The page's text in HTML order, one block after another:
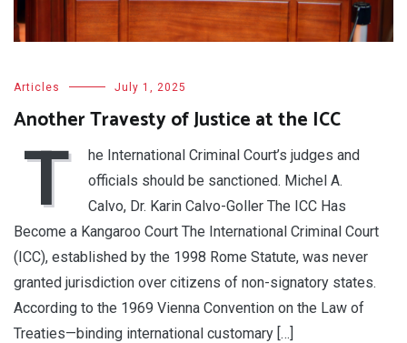
Articles July 1, 2025
Another Travesty of Justice at the ICC
T
he International Criminal Court’s judges and
officials should be sanctioned. Michel A.
Calvo, Dr. Karin Calvo-Goller The ICC Has
Become a Kangaroo Court The International Criminal Court
(ICC), established by the 1998 Rome Statute, was never
granted jurisdiction over citizens of non-signatory states.
According to the 1969 Vienna Convention on the Law of
Treaties—binding international customary […]